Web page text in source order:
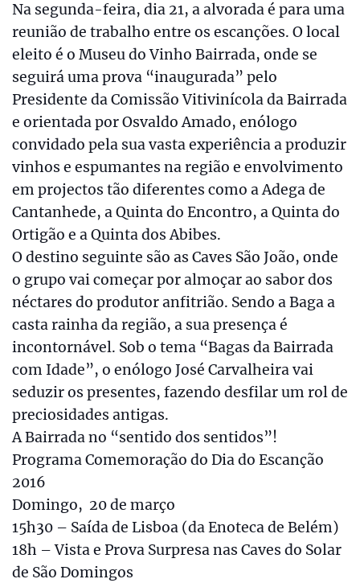
Na segunda-feira, dia 21, a alvorada é para uma
reunião de trabalho entre os escanções. O local
eleito é o Museu do Vinho Bairrada, onde se
seguirá uma prova “inaugurada” pelo
Presidente da Comissão Vitivinícola da Bairrada
e orientada por Osvaldo Amado, enólogo
convidado pela sua vasta experiência a produzir
vinhos e espumantes na região e envolvimento
em projectos tão diferentes como a Adega de
Cantanhede, a Quinta do Encontro, a Quinta do
Ortigão e a Quinta dos Abibes.
O destino seguinte são as Caves São João, onde
o grupo vai começar por almoçar ao sabor dos
néctares do produtor anfitrião. Sendo a Baga a
casta rainha da região, a sua presença é
incontornável. Sob o tema “Bagas da Bairrada
com Idade”, o enólogo José Carvalheira vai
seduzir os presentes, fazendo desfilar um rol de
preciosidades antigas.
A Bairrada no “sentido dos sentidos”!
Programa Comemoração do Dia do Escanção
2016
Domingo, 20 de março
15h30 – Saída de Lisboa (da Enoteca de Belém)
18h – Vista e Prova Surpresa nas Caves do Solar
de São Domingos